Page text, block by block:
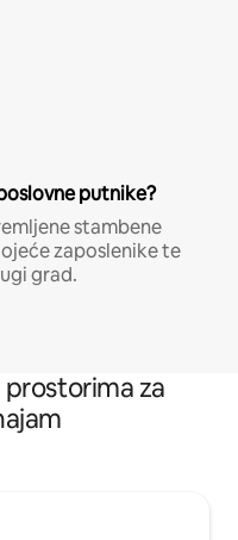
putnike?
stambene
zaposlenike te
grad.
prostorima za